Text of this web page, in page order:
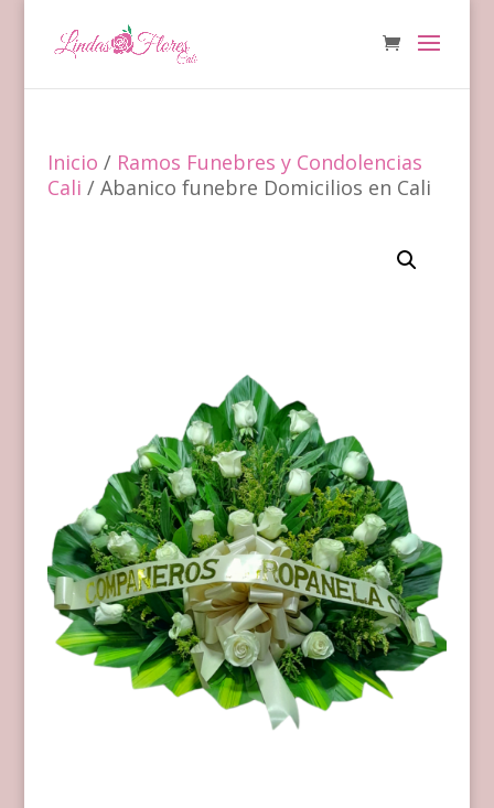
Inicio / Ramos Funebres y Condolencias
Cali / Abanico funebre Domicilios en Cali